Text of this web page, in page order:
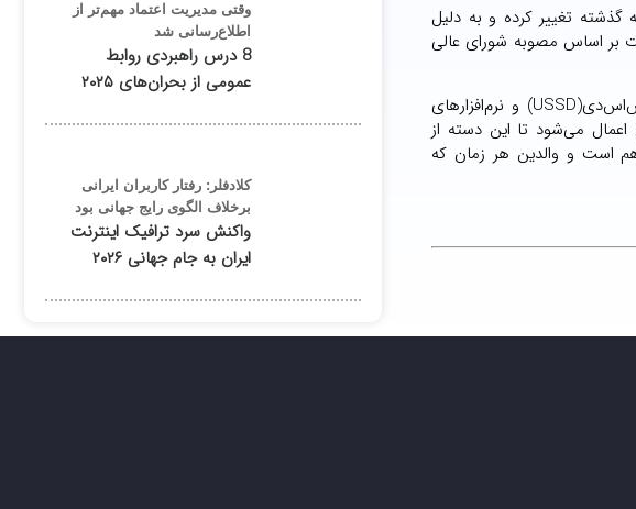
گذشته تغییر کرده و به دلیل
بر اساس مصوبه شورای عالی
زارع‌پور در مورد شیوه استفاده از سرویس فضای مجازی ویژه کودکان ادامه داد: کاربران می‌توانند از طریق کد یواس‌اس‌دی(USSD) و نرم‌افزارهای
می‌شود تا این دسته از
است و والدین هر زمان که
وقتی مدیریت اعتماد مهم‌تر از
اطلاع‌رسانی شد
8 درس راهبردی روابط
عمومی از بحران‌های ۲۰۲۵
کلادفلر: رفتار کاربران ایرانی
برخلاف الگوی رایج جهانی بود
واکنش سرد ترافیک اینترنت
ایران به جام جهانی ۲۰۲۶